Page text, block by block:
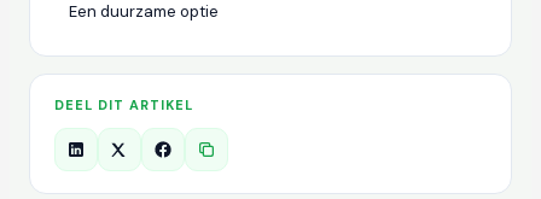
Een duurzame optie
DEEL DIT ARTIKEL